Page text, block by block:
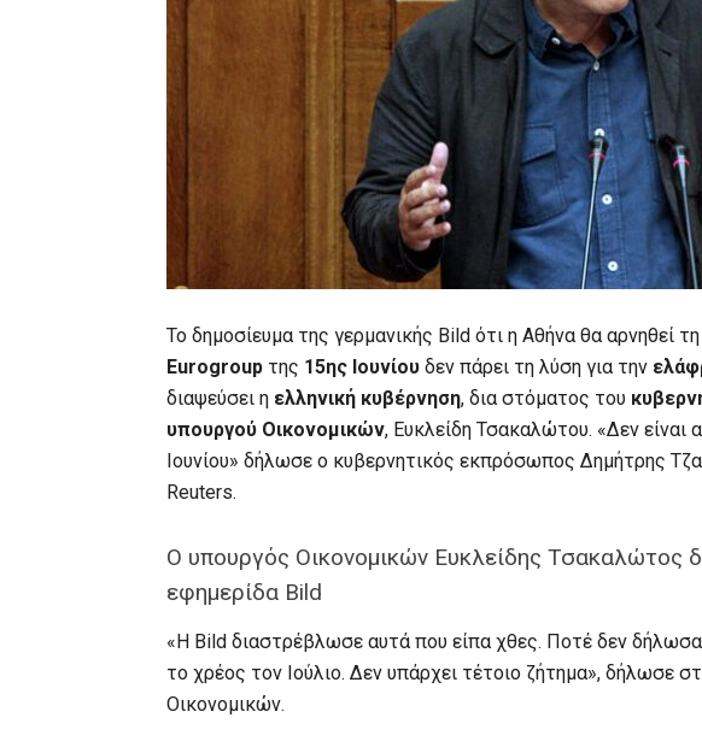
Το δημοσίευμα της γερμανικής Bild ότι η Αθήνα θα αρνηθεί τη
Eurogroup της 15ης Ιουνίου δεν πάρει τη λύση για την
διαψεύσει η ελληνική κυβέρνηση, δια στόματος του
υπουργού Οικονομικών, Ευκλείδη Τσακαλώτου. «Δεν είναι
Ιουνίου» δήλωσε ο κυβερνητικός εκπρόσωπος Δημήτρης
Reuters.
Ο υπουργός Οικονομικών Ευκλείδης Τσακαλώτος
εφημερίδα Bild
«Η Bild διαστρέβλωσε αυτά που είπα χθες. Ποτέ δεν
το χρέος τον Ιούλιο. Δεν υπάρχει τέτοιο ζήτημα», δήλωσε
Οικονομικών.